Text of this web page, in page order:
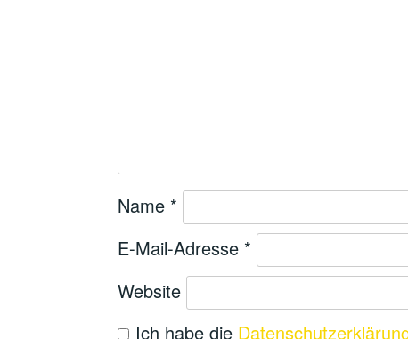
Name *
E-Mail-Adresse *
Website
Ich habe die